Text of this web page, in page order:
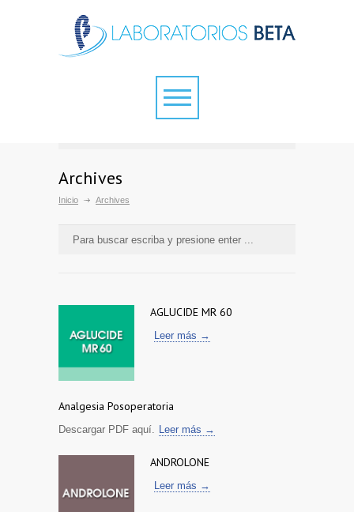
Archives
Inicio Archives
AGLUCIDE MR 60
Leer más →
Analgesia Posoperatoria
Descargar PDF aquí. Leer más →
ANDROLONE
Leer más →